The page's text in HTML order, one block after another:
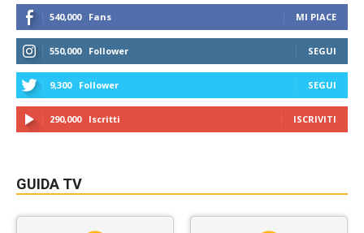
540,000 Fans MI PIACE
550,000 Follower SEGUI
9,300 Follower SEGUI
290,000 Iscritti ISCRIVITI
GUIDA TV